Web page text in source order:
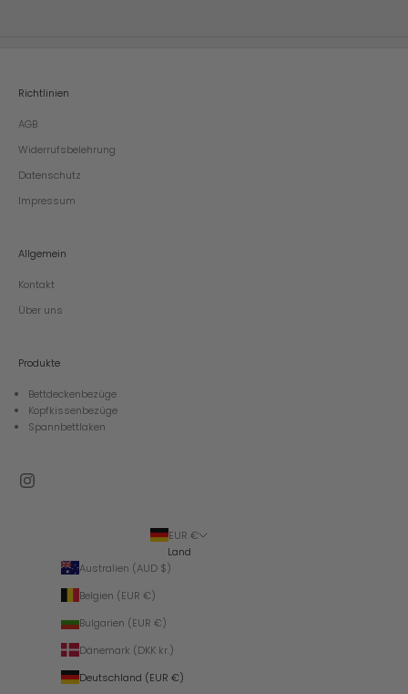
Richtlinien
AGB
Widerrufsbelehrung
Datenschutz
Impressum
Allgemein
Kontakt
Über uns
Produkte
Bettdeckenbezüge
Kopfkissenbezüge
Spannbettlaken
EUR €
Land
Australien (AUD $)
Belgien (EUR €)
Bulgarien (EUR €)
Dänemark (DKK kr.)
Deutschland (EUR €)